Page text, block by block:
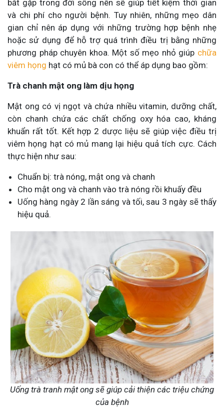
bắt gặp trong đời sống nên sẽ giúp tiết kiệm thời gian
và chi phí cho người bệnh. Tuy nhiên, những mẹo dân
gian chỉ nên áp dụng với những trường hợp bệnh nhẹ
hoặc sử dụng để hỗ trợ quá trình điều trị bằng những
phương pháp chuyên khoa. Một số mẹo nhỏ giúp chữa
viêm họng hạt có mủ bà con có thể áp dụng bao gồm:
Trà chanh mật ong làm dịu họng
Mật ong có vị ngọt và chứa nhiều vitamin, dưỡng chất,
còn chanh chứa các chất chống oxy hóa cao, kháng
khuẩn rất tốt. Kết hợp 2 dược liệu sẽ giúp việc điều trị
viêm họng hạt có mủ mang lại hiệu quả tích cực. Cách
thực hiện như sau:
Chuẩn bị: trà nóng, mật ong và chanh
Cho mật ong và chanh vào trà nóng rồi khuấy đều
Uống hàng ngày 2 lần sáng và tối, sau 3 ngày sẽ thấy
hiệu quả.
Uống trà tranh mật ong sẽ giúp cải thiện các triệu chứng
của bệnh